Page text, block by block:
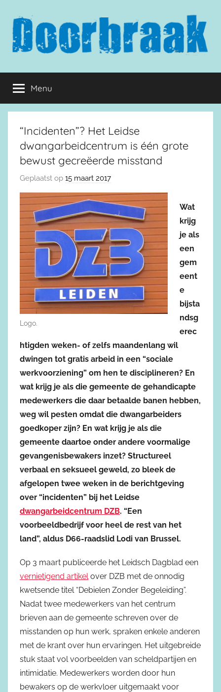
inhoud
springen
Doorbraak.eu
Menu
“Incidenten”? Het Leidse
dwangarbeidcentrum is één grote
bewust gecreëerde misstand
Geplaatst op 15 maart 2017
Logo.
Wat
krijg
je als
een
gem
eent
e
bijsta
ndsg
erec
htigden weken- of zelfs maandenlang wil
dwingen tot gratis arbeid in een “sociale
werkvoorziening” om hen te disciplineren? En
wat krijg je als die gemeente de gehandicapte
medewerkers die daar betaalde banen hebben,
weg wil pesten omdat die dwangarbeiders
goedkoper zijn? En wat krijg je als die
gemeente daartoe onder andere voormalige
gevangenisbewakers inzet? Structureel
verbaal en seksueel geweld, zo bleek de
afgelopen twee weken in de berichtgeving
over “incidenten” bij het Leidse
dwangarbeidcentrum DZB. “Een
voorbeeldbedrijf voor heel de rest van het
land”, aldus D66-raadslid Lodi van Brussel.
Op 3 maart publiceerde het Leidsch Dagblad een
vernietigend artikel over DZB met de onnodig
kwetsende titel “Debielen Zonder Begeleiding”.
Nadat twee medewerkers van het centrum
brieven aan de gemeente schreven over de
misstanden op hun werk, spraken enkele anderen
met de krant over hun ervaringen. Het uitgebreide
stuk staat vol voorbeelden van scheldpartijen en
intimidatie. Medewerkers worden door hun
bewakers op de werkvloer uitgemaakt voor